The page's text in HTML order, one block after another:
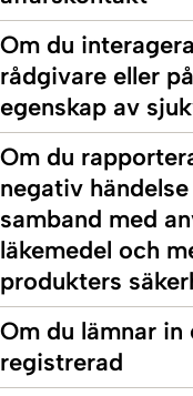
Om du
rådgivare eller
egenskap av
Om du
negativ
samband med
läkemedel och
produkters
Om du lämnar in
registrerad